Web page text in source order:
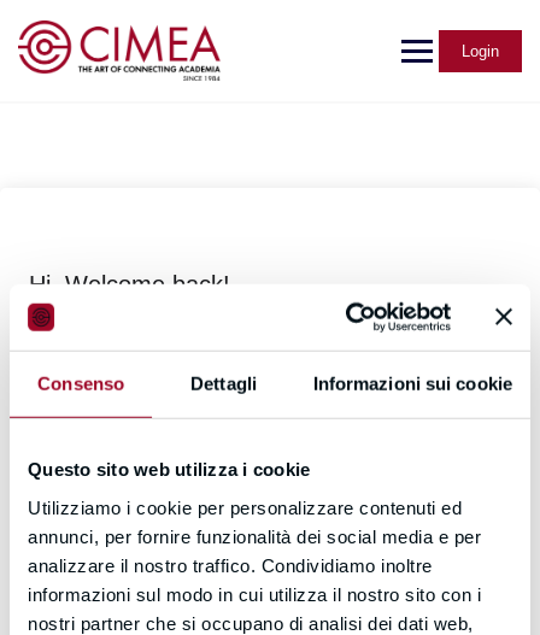
Consenso Dettagli Informazioni sui cookie
Questo sito web utilizza i cookie
Utilizziamo i cookie per personalizzare contenuti ed
annunci, per fornire funzionalità dei social media e per
analizzare il nostro traffico. Condividiamo inoltre
informazioni sul modo in cui utilizza il nostro sito con i
nostri partner che si occupano di analisi dei dati web,
Login
Hi, Welcome back!
Keep me signed in Forgot Password?
Sign In